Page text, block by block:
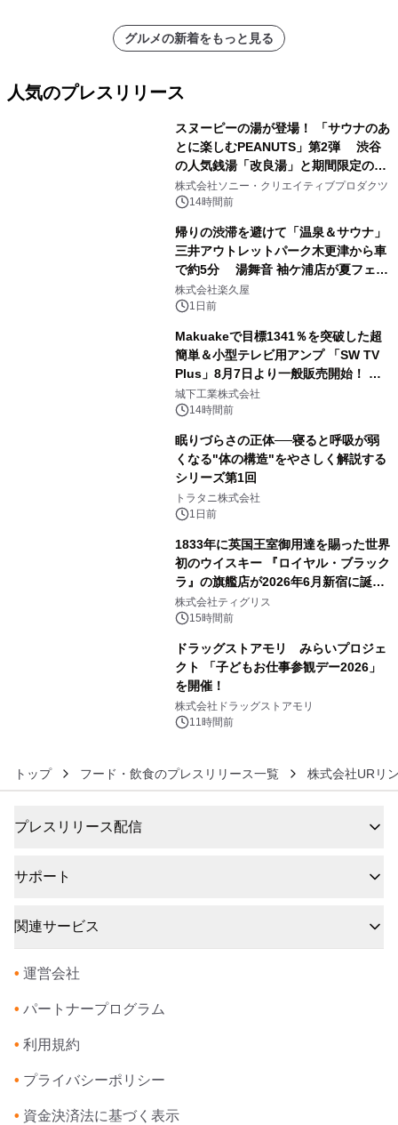
グルメの新着をもっと見る
人気のプレスリリース
スヌーピーの湯が登場！ 「サウナのあ
とに楽しむPEANUTS」第2弾 渋谷
の人気銭湯「改良湯」と期間限定のコ
ラボレーション サウナイキタイコラ
ボグッズも発売決定！
株式会社ソニー・クリエイティブプロダクツ
14時間前
帰りの渋滞を避けて「温泉＆サウナ」
三井アウトレットパーク木更津から車
で約5分 湯舞音 袖ケ浦店が夏フェア
メニューを提供
株式会社楽久屋
1日前
Makuakeで目標1341％を突破した超
簡単＆小型テレビ用アンプ 「SW TV
Plus」8月7日より一般販売開始！ ケ
ーブル1本つなぐだけ、テレビの音が
ぐっと豊かに
城下工業株式会社
14時間前
眠りづらさの正体──寝ると呼吸が弱
くなる"体の構造"をやさしく解説する
シリーズ第1回
トラタニ株式会社
1日前
1833年に英国王室御用達を賜った世界
初のウイスキー 『ロイヤル・ブラック
ラ』の旗艦店が2026年6月新宿に誕
生 バカルディ ジャパンと連携した
没入型バー「BAR Arca」
株式会社ティグリス
15時間前
ドラッグストアモリ みらいプロジェ
クト 「子どもお仕事参観デー2026」
を開催！
株式会社ドラッグストアモリ
11時間前
トップ フード・飲食のプレスリリース一覧 株式会社URリ
プレスリリース配信
サポート
関連サービス
• 運営会社
• パートナープログラム
• 利用規約
• プライバシーポリシー
• 資金決済法に基づく表示